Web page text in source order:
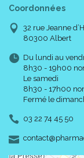
Coordonnées
32 rue Jeanne
80300 Albert
Du lundi au
8h30 - 19h00
Le samedi
8h30 - 17h00
Fermé le
03 22 74 45 50
contact-
@-